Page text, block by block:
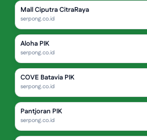
Mall Ciputra CitraRaya
serpong.co.id
Aloha PIK
serpong.co.id
COVE Batavia PIK
serpong.co.id
Pantjoran PIK
serpong.co.id